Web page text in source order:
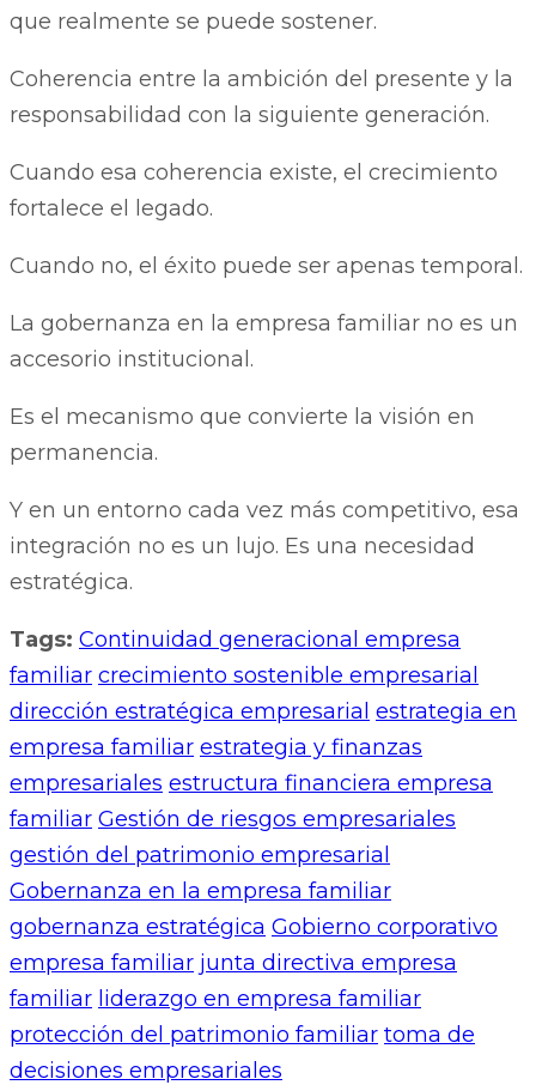
que realmente se puede sostener.
Coherencia entre la ambición del presente y la
responsabilidad con la siguiente generación.
Cuando esa coherencia existe, el crecimiento
fortalece el legado.
Cuando no, el éxito puede ser apenas temporal.
La gobernanza en la empresa familiar no es un
accesorio institucional.
Es el mecanismo que convierte la visión en
permanencia.
Y en un entorno cada vez más competitivo, esa
integración no es un lujo. Es una necesidad
estratégica.
Tags: Continuidad generacional empresa
familiar crecimiento sostenible empresarial
dirección estratégica empresarial estrategia en
empresa familiar estrategia y finanzas
empresariales estructura financiera empresa
familiar Gestión de riesgos empresariales
gestión del patrimonio empresarial
Gobernanza en la empresa familiar
gobernanza estratégica Gobierno corporativo
empresa familiar junta directiva empresa
familiar liderazgo en empresa familiar
protección del patrimonio familiar toma de
decisiones empresariales